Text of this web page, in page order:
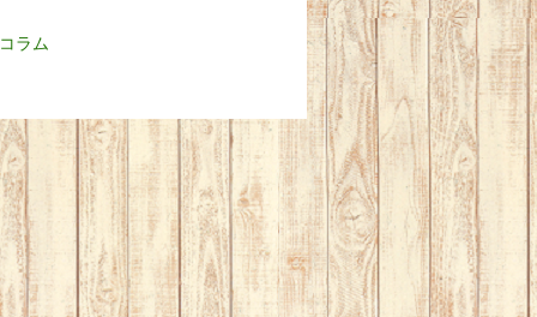
コラム